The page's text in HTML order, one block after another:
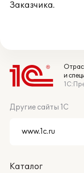
Заказчика.
и
Другие сайты 1С
Каталог